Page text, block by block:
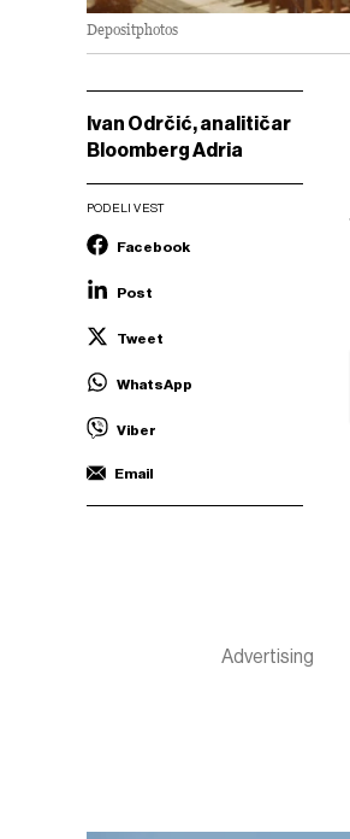
Depositphotos
Ivan Odrčić, analitičar
Bloomberg Adria
PODELI VEST
Facebook
Post
Tweet
WhatsApp
Viber
Email